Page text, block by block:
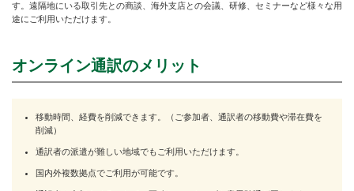
す。遠隔地にいる取引先との商談、海外支店との会議、研修、セミナーなど様々な用
途にご利用いただけます。
オンライン通訳のメリット
移動時間、経費を削減できます。（ご参加者、通訳者の移動費や滞在費を
削減）
通訳者の派遣が難しい地域でもご利用いただけます。
国内外複数拠点でご利用が可能です。